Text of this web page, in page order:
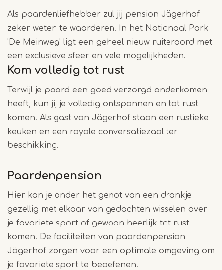
Als paardenliefhebber zul jij pension Jägerhof
zeker weten te waarderen. In het Nationaal Park
'De Meinweg' ligt een geheel nieuw ruiteroord met
een exclusieve sfeer en vele mogelijkheden.
Kom volledig tot rust
Terwijl je paard een goed verzorgd onderkomen
heeft, kun jij je volledig ontspannen en tot rust
komen. Als gast van Jägerhof staan een rustieke
keuken en een royale conversatiezaal ter
beschikking.
Paardenpension
Hier kan je onder het genot van een drankje
gezellig met elkaar van gedachten wisselen over
je favoriete sport of gewoon heerlijk tot rust
komen. De faciliteiten van paardenpension
Jägerhof zorgen voor een optimale omgeving om
je favoriete sport te beoefenen.